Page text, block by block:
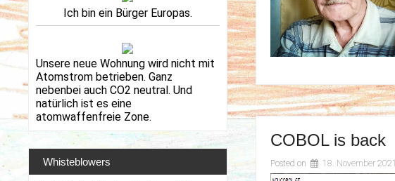
COBOL is back
Posted on 18. November 2021
Ich bin ein Bürger Europas.
Unsere neue Wohnung wird nicht mit
Atomstrom betrieben. Ganz
nebenbei auch CO2 neutral. Und
natürlich ist es eine
atomwaffenfreie Zone.
Whisteblowers